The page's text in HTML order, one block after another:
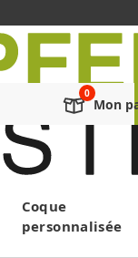
Mon
Coque
personnalisée